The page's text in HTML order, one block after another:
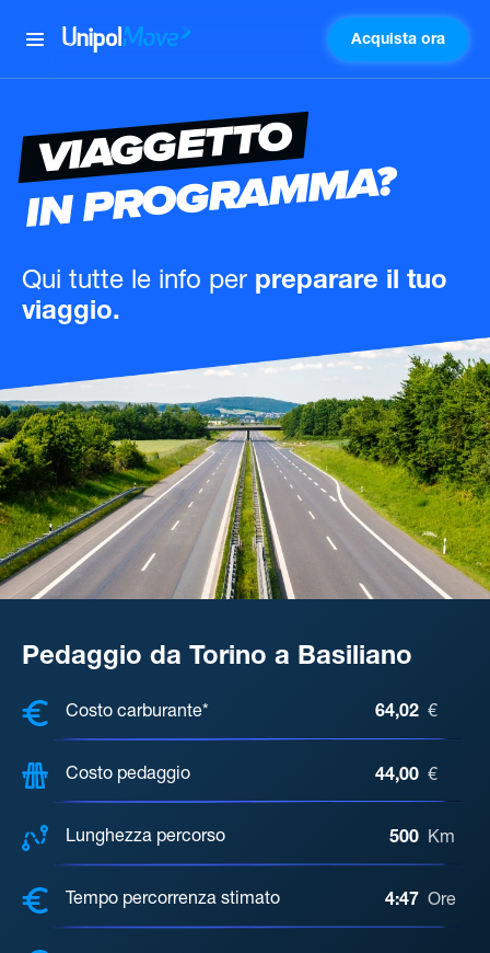
UnipolMove Acquista ora
VIAGGETTO
IN PROGRAMMA?
Qui tutte le info per preparare il tuo
viaggio.
Pedaggio da Torino a Basiliano
COSTI, DISTANZA, TEMPO DI
Costo carburante* 64,02 €
Costo pedaggio 44,00 €
Lunghezza percorso 500 Km
Tempo percorrenza stimato 4:47 Ore